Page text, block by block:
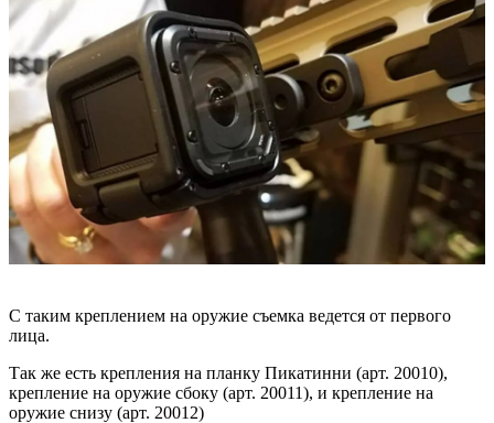
С таким креплением на оружие съемка ведется от первого
лица.
Так же есть крепления на планку Пикатинни (арт. 20010),
крепление на оружие сбоку (арт. 20011), и крепление на
оружие снизу (арт. 20012)